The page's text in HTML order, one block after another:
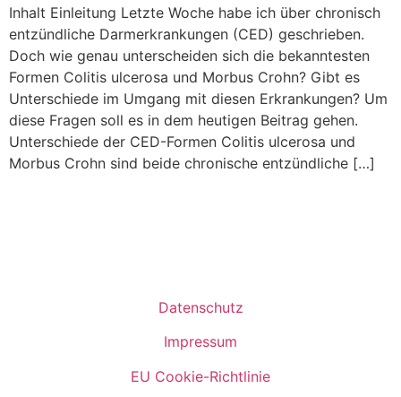
Inhalt Einleitung Letzte Woche habe ich über chronisch
entzündliche Darmerkrankungen (CED) geschrieben.
Doch wie genau unterscheiden sich die bekanntesten
Formen Colitis ulcerosa und Morbus Crohn? Gibt es
Unterschiede im Umgang mit diesen Erkrankungen? Um
diese Fragen soll es in dem heutigen Beitrag gehen.
Unterschiede der CED-Formen Colitis ulcerosa und
Morbus Crohn sind beide chronische entzündliche […]
Datenschutz
Impressum
EU Cookie-Richtlinie